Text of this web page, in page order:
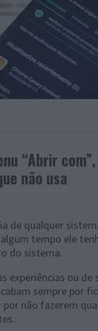
“Abrir
não usa
de qualquer
tempo ele
do sistema.
experiências ou de
sempre por
por não fazerem